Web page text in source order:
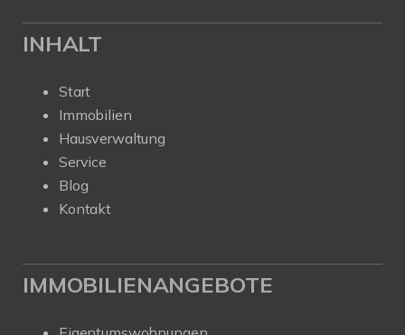
INHALT
Start
Immobilien
Hausverwaltung
Service
Blog
Kontakt
IMMOBILIENANGEBOTE